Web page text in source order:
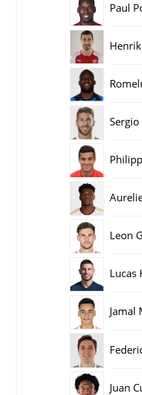
Paul
Sergio
Leon
Lucas
Jamal
Juan